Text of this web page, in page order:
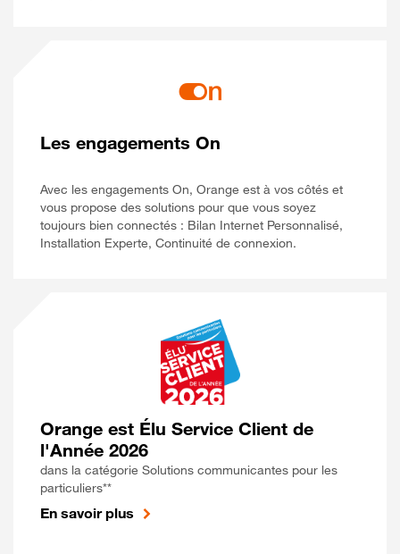
Les engagements On
Avec les engagements On, Orange est à vos côtés et
vous propose des solutions pour que vous soyez
toujours bien connectés : Bilan Internet Personnalisé,
Installation Experte, Continuité de connexion.
Orange est Élu Service Client de
l'Année 2026
dans la catégorie Solutions communicantes pour les
particuliers**
En savoir plus